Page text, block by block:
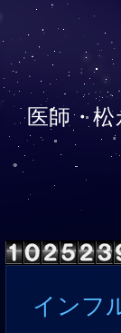
医師・松
インフ